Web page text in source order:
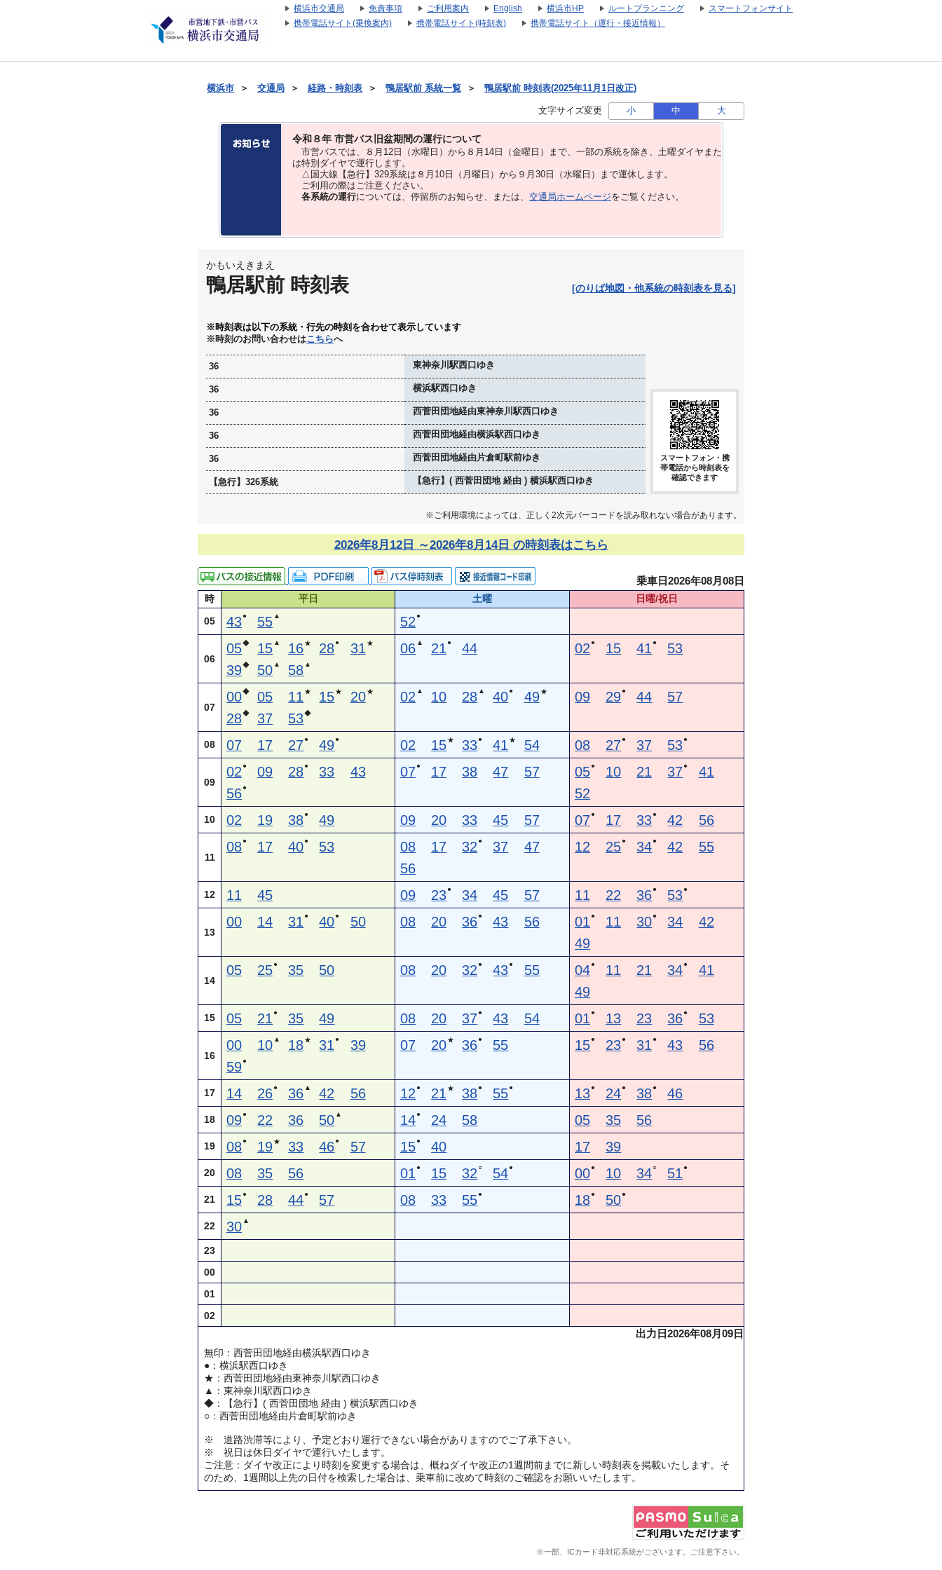
横浜市交通局 免責事項 ご利用案内 English 横浜市HP ルートプランニング
スマートフォンサイト
携帯電話サイト(乗換案内)
携帯電話サイト(時刻表) 携帯電話サイト（運行・接近情報）
横浜市 ＞ 交通局 ＞ 経路・時刻表 ＞ 鴨居駅前 系統一覧 ＞ 鴨居駅前 時刻表(2025年11月1日改正)
文字サイズ変更 小 中 大
令和８年 市営バス旧盆期間の運行について
市営バスでは、８⽉12⽇（水曜日）から８⽉14⽇（金曜日）まで、⼀部の系統を除き、⼟曜ダイヤまた
は特別ダイヤで運⾏します。
△国大線【急行】329系統は８月10日（月曜日）から９月30日（水曜日）まで運休します。
ご利用の際はご注意ください。
各系統の運行については、停留所のお知らせ、または、 交通局ホームページをご覧ください。
かもいえきまえ
鴨居駅前 時刻表 [のりば地図・他系統の時刻表を見る]
※時刻表は以下の系統・行先の時刻を合わせて表示しています
※時刻のお問い合わせはこちらへ
36 東神奈川駅西口ゆき
36 横浜駅西口ゆき
36 西菅田団地経由東神奈川駅西口ゆき
36 西菅田団地経由横浜駅西口ゆき
36 西菅田団地経由片倉町駅前ゆき
【急行】326系統 【急行】( 西菅田団地 経由 ) 横浜駅西口ゆき
スマートフォン・携
帯電話から時刻表を
確認できます
※ご利用環境によっては、正しく2次元バーコードを読み取れない場合があります。
2026年8月12日 ～2026年8月14日 の時刻表はこちら
乗車日2026年08月08日
時 平日 土曜
日曜/祝日
05
43● 55 ▲ 52 ●
06
05◆ 15 ▲ 16★ 28● 31 ★
39◆ 50 ▲ 58 ▲
06 ▲ 21 ● 44 02 ● 15 41 ● 53
07
00◆ 05 11 ★ 15★ 20 ★
28◆ 37 53◆
02 ▲ 10 28 ▲ 40● 49 ★ 09 29● 44 57
08 07 17 27● 49● 02 15★ 33● 41 ★ 54 08 27● 37 53●
09
02 ● 09 28● 33
43
56●
07● 17 38 47 57 05● 10 21 37●
41
52
10 02 19 38● 49 09 20 33 45 57 07● 17 33● 42 56
11
08● 17 40● 53 08 17 32 ● 37
47
56
12 25● 34● 42 55
12 11 45 09 23● 34 45 57 11 22 36● 53●
13
00 14 31 ● 40● 50 08 20 36● 43 56 01 ● 11 30● 34
42
49
14
05 25● 35 50 08 20 32 ● 43● 55 04● 11 21 34●
41
49
15 05 21 ● 35 49 08 20 37● 43 54 01 ● 13 23 36● 53
16
00 10 ▲ 18★ 31 ●
39
59●
07 20★ 36● 55 15● 23● 31 ● 43 56
17 14 26● 36 ▲ 42 56 12 ● 21 ★ 38● 55● 13● 24● 38● 46
18 09● 22 36 50 ▲ 14● 24 58 05 35 56
19 08● 19★ 33 46● 57 15● 40 17 39
20 08 35 56 01 ● 15 32 ○ 54● 00● 10 34○ 51 ●
21 15● 28 44● 57 08 33 55● 18● 50●
22 30 ▲
23
00
01
02
出力日2026年08月09日
無印：西菅田団地経由横浜駅西口ゆき
●：横浜駅西口ゆき
★：西菅田団地経由東神奈川駅西口ゆき
▲：東神奈川駅西口ゆき
◆：【急行】( 西菅田団地 経由 ) 横浜駅西口ゆき
○：西菅田団地経由片倉町駅前ゆき
※ 道路渋滞等により、予定どおり運行できない場合がありますのでご了承下さい。
※ 祝日は休日ダイヤで運行いたします。
ご注意：ダイヤ改正により時刻を変更する場合は、概ねダイヤ改正の1週間前までに新しい時刻表を掲載いたします。そ
のため、1週間以上先の日付を検索した場合は、乗車前に改めて時刻のご確認をお願いいたします。
※一部、ICカード非対応系統がございます。ご注意下さい。